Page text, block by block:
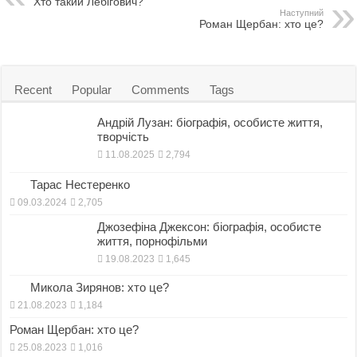
Наступний
Роман Щербан: хто це?
Recent Popular Comments Tags
Андрій Лузан: біографія, особисте життя,
творчість
11.08.2025 2,794
Тарас Нестеренко
09.03.2024 2,705
Джозефіна Джексон: біографія, особисте
життя, порнофільми
19.08.2023 1,645
Микола Зирянов: хто це?
21.08.2023 1,184
Роман Щербан: хто це?
25.08.2023 1,016